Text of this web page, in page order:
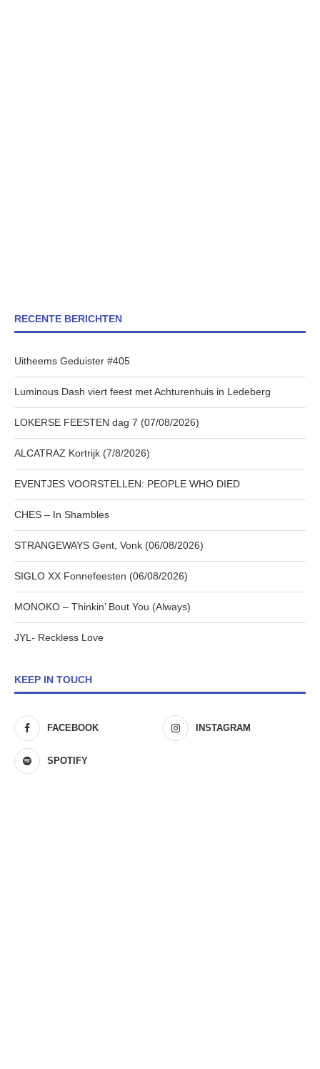
RECENTE BERICHTEN
Uitheems Geduister #405
Luminous Dash viert feest met Achturenhuis in Ledeberg
LOKERSE FEESTEN dag 7 (07/08/2026)
ALCATRAZ Kortrijk (7/8/2026)
EVENTJES VOORSTELLEN: PEOPLE WHO DIED
CHES – In Shambles
STRANGEWAYS Gent, Vonk (06/08/2026)
SIGLO XX Fonnefeesten (06/08/2026)
MONOKO – Thinkin’ Bout You (Always)
JYL- Reckless Love
KEEP IN TOUCH
FACEBOOK INSTAGRAM
SPOTIFY